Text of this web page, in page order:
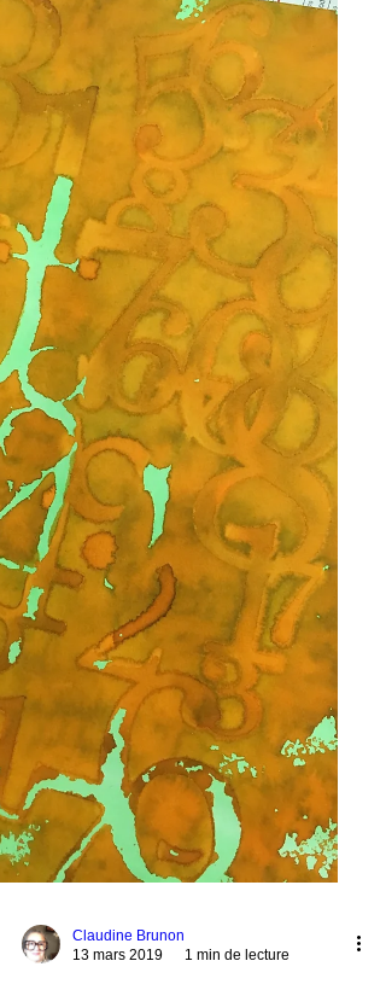
Aujourd'hui, au Club de loisirs créatifs
du collège de Bron, nous nous sommes
remis à la Calligraphie Gothique pour
pouvoir calligraphie